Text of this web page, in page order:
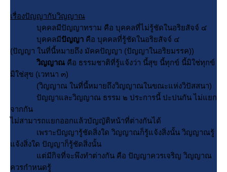
เรื่องปัญญากับวิญญาณ
บุคคลมีปัญญาทราม คือ บุคคลที่ไม่รู้ชัดในอริยสัจจ์ ๔
บุคคลมีปัญญา คือ บุคคลที่รู้ชัดในอริยสัจจ์ ๔
(ปัญญา ในที่นี้หมายถึง มัคคปัญญา (ปัญญาในอริยมรรค))
วิญญาณ คือ ธรรมชาติที่รู้แจ้งว่า นี้สุข นี้ทุกข์ นี้มิใช่ทุกข์
มิใช่สุข (เวทนา ๓)
(วิญญาณ ในที่นี้หมายถึงวิญญาณในขณะแห่งวิปัสสนา)
ปัญญาและวิญญาณ ธรรม ๒ ประการนี้ ปะปนกัน ไม่แยก
จากกัน
ไม่สามารถแยกออกแล้วบัญญัติหน้าที่ต่างกันได้
เพราะปัญญารู้ชัดสิ่งใด วิญญาณก็รู้แจ้งสิ่งนั้น วิญญาณรู้
จ้งสิ่งใด ปัญญาก็รู้ชัดสิ่งนั้น
ต่มีกิจที่จะพึงทำต่างกัน คือ ปัญญาควรเจริญ วิญญาณ
ควรกำหนดรู้